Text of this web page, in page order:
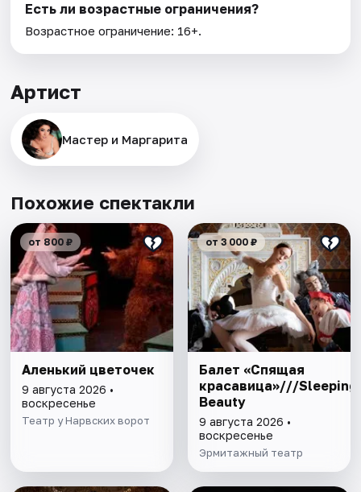
Есть ли возрастные ограничения?
Возрастное ограничение: 16+.
Артист
Мастер и Маргарита
Похожие спектакли
от 800 ₽
Аленький цветочек
9 августа 2026 •
воскресенье
Театр у Нарвских ворот
от 3 000 ₽
Балет «Спящая
красавица»///Sleeping
Beauty
9 августа 2026 •
воскресенье
Эрмитажный театр